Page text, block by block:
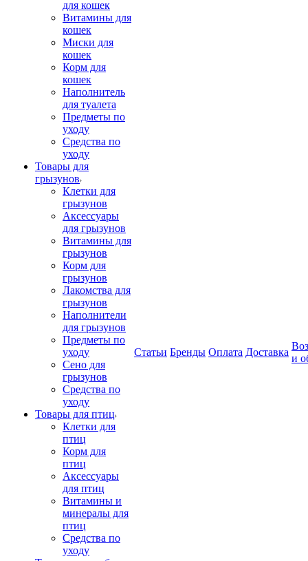
для кошек
Витамины для
кошек
Миски для
кошек
Корм для
кошек
Наполнитель
для туалета
Предметы по
уходу
Средства по
уходу
Товары для
грызунов
Клетки для
грызунов
Аксессуары
для грызунов
Витамины для
грызунов
Корм для
грызунов
Лакомства для
грызунов
Наполнители
для грызунов
Предметы по
уходу
Сено для
грызунов
Средства по
уходу
Товары для птиц
Клетки для
птиц
Корм для
птиц
Аксессуары
для птиц
Витамины и
минералы для
птиц
Средства по
уходу
Статьи Бренды Оплата Доставка
и